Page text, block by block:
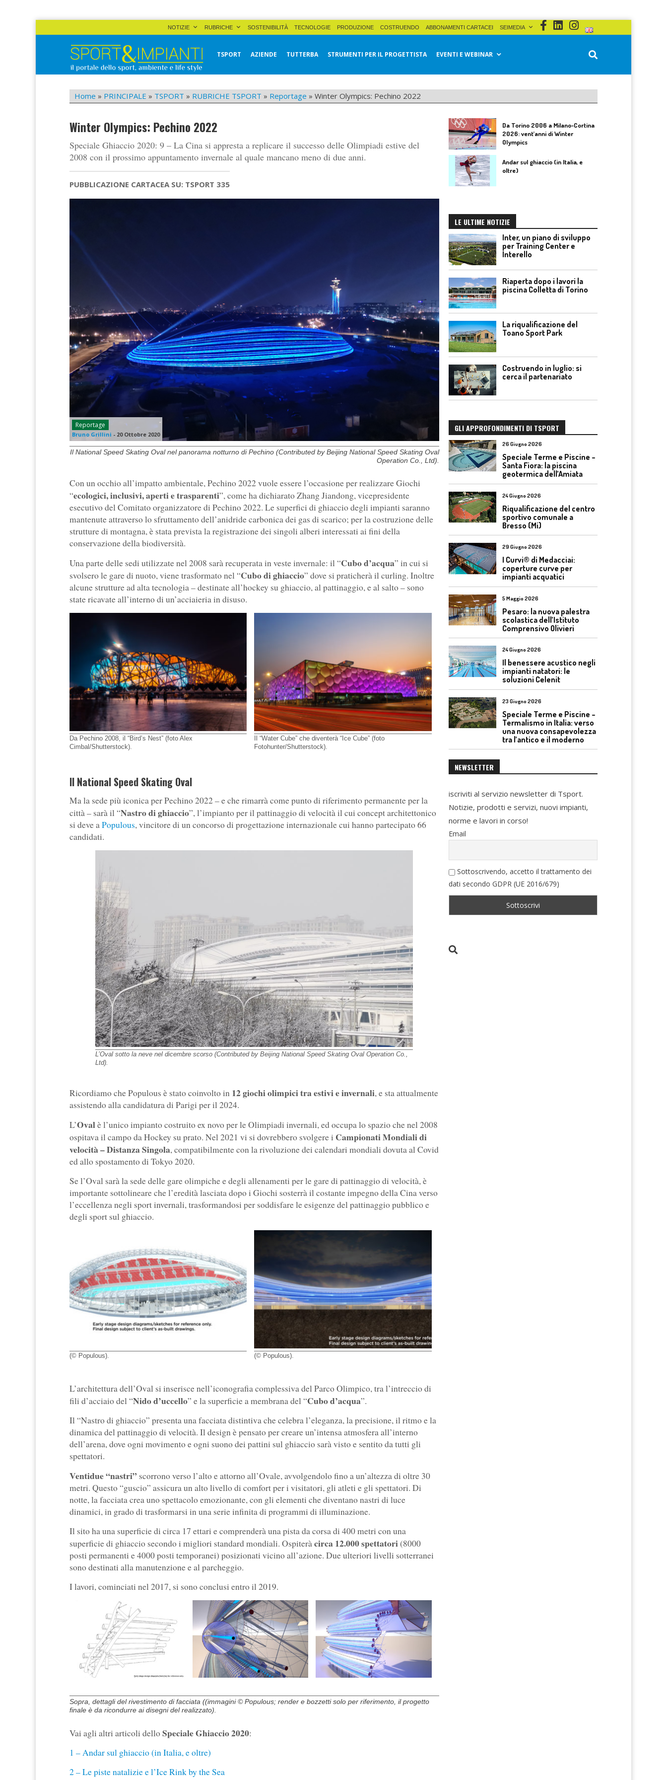
NOTIZIE RUBRICHE SOSTENIBILITÀ TECNOLOGIE PRODUZIONE COSTRUENDO ABBONAMENTI CARTACEI SEIMEDIA
Sport&Impianti
TSPORT AZIENDE TUTTERBA STRUMENTI PER IL PROGETTISTA EVENTI E WEBINAR
Home » PRINCIPALE » TSPORT » RUBRICHE TSPORT » Reportage » Winter Olympics: Pechino 2022
Winter Olympics: Pechino 2022
Speciale Ghiaccio 2020: 9 – La Cina si appresta a replicare il successo delle Olimpiadi estive del
2008 con il prossimo appuntamento invernale al quale mancano meno di due anni.
PUBBLICAZIONE CARTACEA SU: TSPORT 335
Reportage
Bruno Grillini - 20 Ottobre 2020
Il National Speed Skating Oval nel panorama notturno di Pechino (Contributed by Beijing National Speed Skating Oval
Operation Co., Ltd).
Con un occhio all’impatto ambientale, Pechino 2022 vuole essere l’occasione per realizzare Giochi
“ecologici, inclusivi, aperti e trasparenti”, come ha dichiarato Zhang Jiandong, vicepresidente
esecutivo del Comitato organizzatore di Pechino 2022. Le superfici di ghiaccio degli impianti saranno
mantenute attraverso lo sfruttamento dell’anidride carbonica dei gas di scarico; per la costruzione delle
strutture di montagna, è stata prevista la registrazione dei singoli alberi interessati ai fini della
conservazione della biodiversità.
Una parte delle sedi utilizzate nel 2008 sarà recuperata in veste invernale: il “Cubo d’acqua” in cui si
svolsero le gare di nuoto, viene trasformato nel “Cubo di ghiaccio” dove si praticherà il curling. Inoltre
alcune strutture ad alta tecnologia – destinate all’hockey su ghiaccio, al pattinaggio, e al salto – sono
state ricavate all’interno di un’acciaieria in disuso.
Da Pechino 2008, il “Bird’s Nest” (foto Alex
Cimbal/Shutterstock).
Il “Water Cube” che diventerà “Ice Cube” (foto
Fotohunter/Shutterstock).
Il National Speed Skating Oval
Ma la sede più iconica per Pechino 2022 – e che rimarrà come punto di riferimento permanente per la
città – sarà il “Nastro di ghiaccio”, l’impianto per il pattinaggio di velocità il cui concept architettonico
si deve aPopulous, vincitore di un concorso di progettazione internazionale cui hanno partecipato 66
candidati.
L’Oval sotto la neve nel dicembre scorso (Contributed by Beijing National Speed Skating Oval Operation Co.,
Ltd).
Ricordiamo che Populous è stato coinvolto in 12 giochi olimpici tra estivi e invernali, e sta attualmente
assistendo alla candidatura di Parigi per il 2024.
L’Ovalè l’unico impianto costruito ex novo per le Olimpiadi invernali, ed occupa lo spazio che nel 2008
ospitava il campo da Hockey su prato. Nel 2021 vi si dovrebbero svolgere i Campionati Mondiali di
velocità – Distanza Singola, compatibilmente con la rivoluzione dei calendari mondiali dovuta al Covid
ed allo spostamento di Tokyo 2020.
Se l’Oval sarà la sede delle gare olimpiche e degli allenamenti per le gare di pattinaggio di velocità, è
importante sottolineare che l’eredità lasciata dopo i Giochi sosterrà il costante impegno della Cina verso
l’eccellenza negli sport invernali, trasformandosi per soddisfare le esigenze del pattinaggio pubblico e
degli sport sul ghiaccio.
(© Populous). (© Populous).
L’architettura dell’Oval si inserisce nell’iconografia complessiva del Parco Olimpico, tra l’intreccio di
fili d’acciaio del “Nido d’uccello” e la superficie a membrana del “Cubo d’acqua”.
Il “Nastro di ghiaccio” presenta una facciata distintiva che celebra l’eleganza, la precisione, il ritmo e la
dinamica del pattinaggio di velocità. Il design è pensato per creare un’intensa atmosfera all’interno
dell’arena, dove ogni movimento e ogni suono dei pattini sul ghiaccio sarà visto e sentito da tutti gli
spettatori.
Ventidue “nastri” scorrono verso l’alto e attorno all’Ovale, avvolgendolo fino a un’altezza di oltre 30
metri. Questo “guscio” assicura un alto livello di comfort per i visitatori, gli atleti e gli spettatori. Di
notte, la facciata crea uno spettacolo emozionante, con gli elementi che diventano nastri di luce
dinamici, in grado di trasformarsi in una serie infinita di programmi di illuminazione.
Il sito ha una superficie di circa 17 ettari e comprenderà una pista da corsa di 400 metri con una
superficie di ghiaccio secondo i migliori standard mondiali. Ospiteràcirca 12.000 spettatori(8000
posti permanenti e 4000 posti temporanei) posizionati vicino all’azione. Due ulteriori livelli sotterranei
sono destinati alla manutenzione e al parcheggio.
I lavori, cominciati nel 2017, si sono conclusi entro il 2019.
Sopra, dettagli del rivestimento di facciata ((immagini © Populous; render e bozzetti solo per riferimento, il progetto
finale è da ricondurre ai disegni del realizzato).
Vai agli altri articoli delloSpeciale Ghiaccio 2020:
1 – Andar sul ghiaccio (in Italia, e oltre)
2 – Le piste natalizie e l’Ice Rink by the Sea
Da Torino 2006 a Milano-Cortina
2026: vent’anni di Winter
Olympics
Andar sul ghiaccio (in Italia, e
oltre)
LE ULTIME NOTIZIE
Inter, un piano di sviluppo
per Training Center e
Interello
Riaperta dopo i lavori la
piscina Colletta di Torino
La riqualificazione del
Toano Sport Park
Costruendo in luglio: si
cerca il partenariato
GLI APPROFONDIMENTI DI TSPORT
26 Giugno 2026
Speciale Terme e Piscine –
Santa Fiora: la piscina
geotermica dell’Amiata
24 Giugno 2026
Riqualificazione del centro
sportivo comunale a
Bresso (Mi)
29 Giugno 2026
I Curvi® di Medacciai:
coperture curve per
impianti acquatici
5 Maggio 2026
Pesaro: la nuova palestra
scolastica dell’Istituto
Comprensivo Olivieri
24 Giugno 2026
Il benessere acustico negli
impianti natatori: le
soluzioni Celenit
23 Giugno 2026
Speciale Terme e Piscine –
Termalismo in Italia: verso
una nuova consapevolezza
tra l’antico e il moderno
NEWSLETTER
iscriviti al servizio newsletter di Tsport.
Notizie, prodotti e servizi, nuovi impianti,
norme e lavori in corso!
Email
Sottoscrivendo, accetto il trattamento dei
dati secondo GDPR (UE 2016/679)